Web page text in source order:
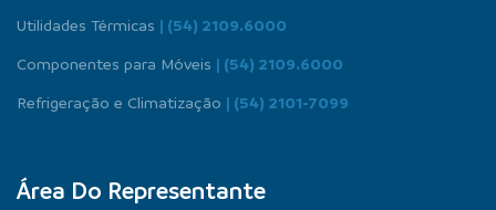
Utilidades Térmicas | (54) 2109.6000
Componentes para Móveis | (54) 2109.6000
Refrigeração e Climatização | (54) 2101-7099
Área Do Representante